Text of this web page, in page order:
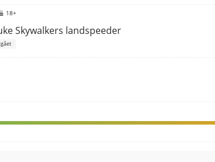
18+
Skywalkers landspeeder